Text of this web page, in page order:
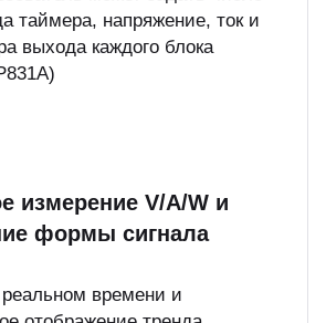
таймера, напряжение, ток и
выхода каждого блока
измерение V/A/W и
формы сигнала
времени и